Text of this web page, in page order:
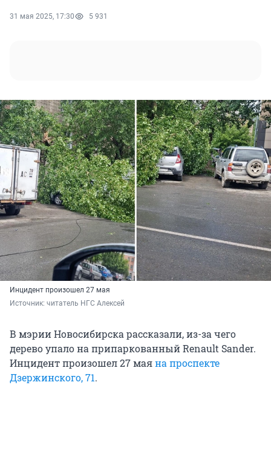
31 мая 2025, 17:30 5 931
Инцидент произошел 27 мая
Источник: читатель НГС Алексей
В мэрии Новосибирска рассказали, из-за чего
дерево упало на припаркованный Renault Sander.
Инцидент произошел 27 маяна проспекте
Дзержинского, 71.